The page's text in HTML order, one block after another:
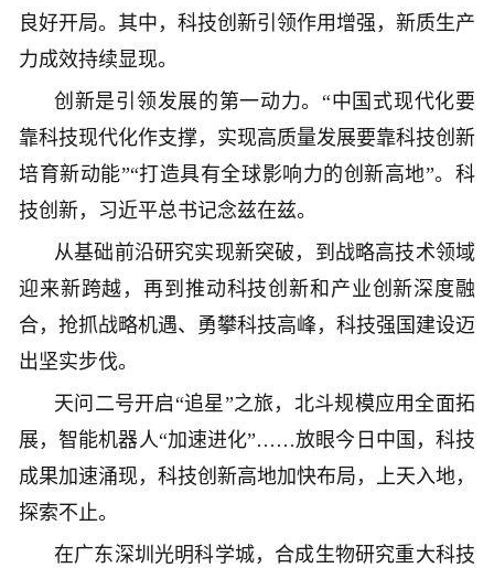
良好开局。其中，科技创新引领作用增强，新质生产
力成效持续显现。
创新是引领发展的第一动力。“中国式现代化要
靠科技现代化作支撑，实现高质量发展要靠科技创新
培育新动能”“打造具有全球影响力的创新高地”。科
技创新，习近平总书记念兹在兹。
从基础前沿研究实现新突破，到战略高技术领域
迎来新跨越，再到推动科技创新和产业创新深度融
合，抢抓战略机遇、勇攀科技高峰，科技强国建设迈
出坚实步伐。
天问二号开启“追星”之旅，北斗规模应用全面拓
展，智能机器人“加速进化”……放眼今日中国，科技
成果加速涌现，科技创新高地加快布局，上天入地，
探索不止。
在广东深圳光明科学城，合成生物研究重大科技